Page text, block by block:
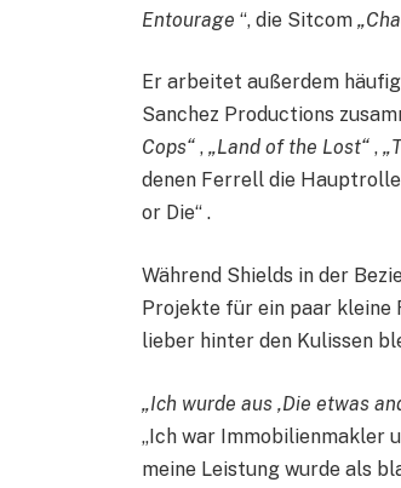
Entourage “, die Sitcom
Er arbeitet außerdem
Sanchez Productions
Cops“ ,„Land of the Lost“ ,
denen Ferrell die
or Die“ .
Während Shields in der
Projekte für ein paar kleine
lieber hinter den Kulissen
„Ich wurde aus ‚Die etwas
„Ich war Immobilienmakler
meine Leistung wurde als